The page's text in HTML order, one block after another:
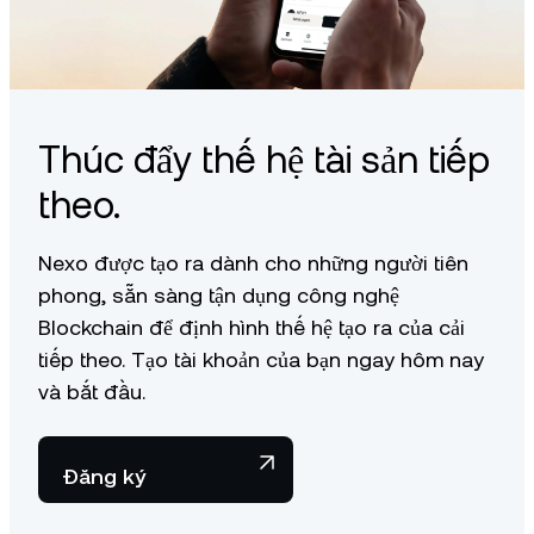
Thúc đẩy thế hệ tài sản tiếp
theo.
Nexo được tạo ra dành cho những người tiên
phong, sẵn sàng tận dụng công nghệ
Blockchain để định hình thế hệ tạo ra của cải
tiếp theo. Tạo tài khoản của bạn ngay hôm nay
và bắt đầu.
Đăng ký